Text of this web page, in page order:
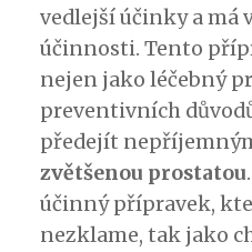
vedlejší účinky a má
účinnosti. Tento
nejen jako léčebný
preventivních
předejít
zvětšenou prostatou
účinný přípravek,
nezklame, tak jako